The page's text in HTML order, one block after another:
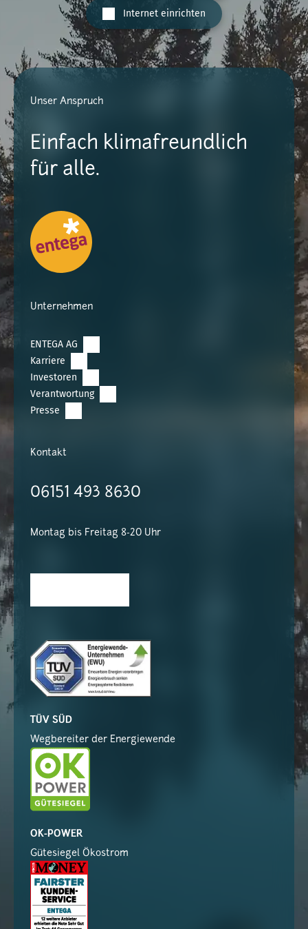
Internet einrichten
Unser Anspruch
Einfach klimafreundlich
für alle.
Unternehmen
ENTEGA AG
Karriere
Investoren
Verantwortung
Presse
Kontakt
06151 493 8630
Montag bis Freitag 8-20 Uhr
TÜV SÜD
Wegbereiter der Energiewende
OK-POWER
Gütesiegel Ökostrom